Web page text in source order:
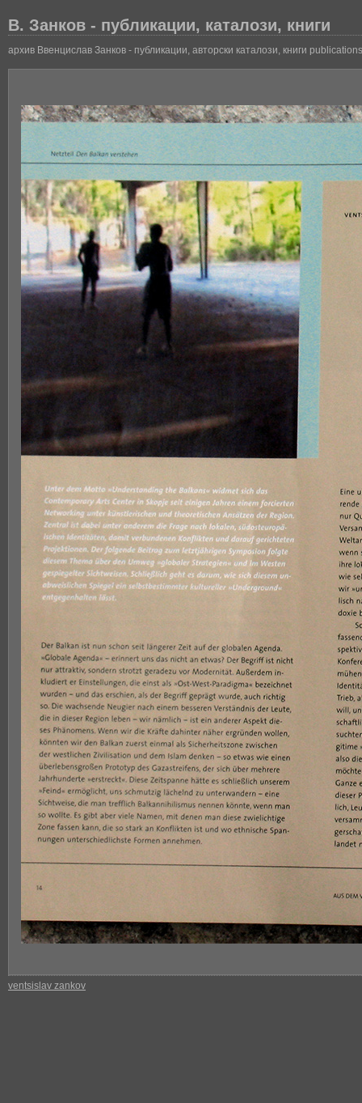
В. Занков - публикации, каталози, книги
архив Ввенцислав Занков - публикации, авторски каталози, книги
ventsislav zankov